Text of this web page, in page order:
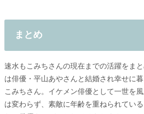
まとめ
速水もこみちさんの現在までの活躍をま
は俳優・平山あやさんと結婚され幸せに
こみちさん。イケメン俳優として一世を
は変わらず、素敵に年齢を重ねられてい